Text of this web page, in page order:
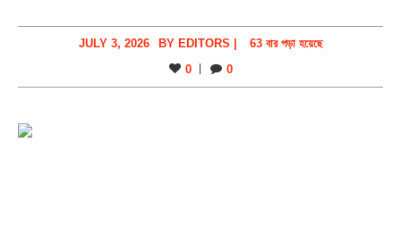
JULY 3, 2026 BY EDITORS
63 বার পড়া হয়েছে
0
0